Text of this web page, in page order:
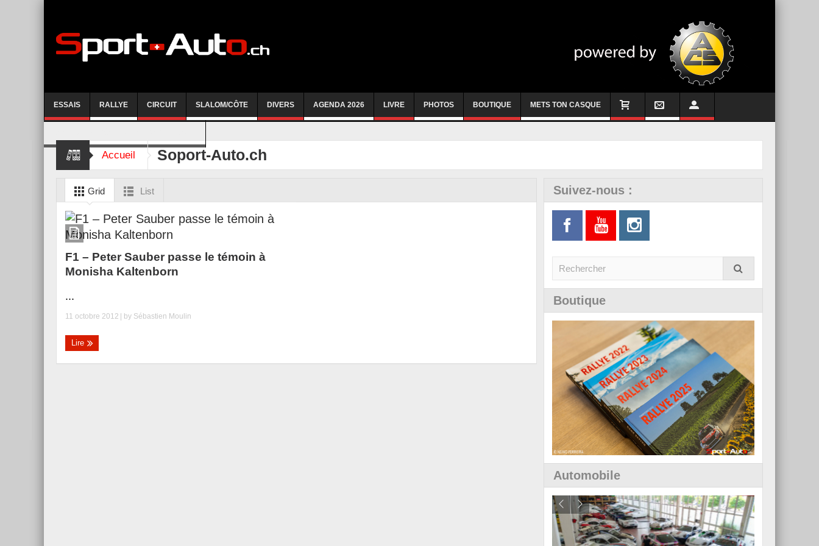
ESSAIS RALLYE CIRCUIT SLALOM/CÔTE DIVERS AGENDA 2026 LIVRE PHOTOS BOUTIQUE METS TON CASQUE
Accueil Soport-Auto.ch
Grid List
F1 – Peter Sauber passe le témoin à
Monisha Kaltenborn
...
11 octobre 2012 | by Sébastien Moulin
Lire
Suivez-nous :
Boutique
Automobile